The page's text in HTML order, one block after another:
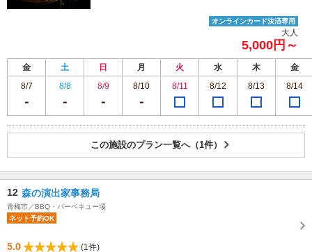
オンラインカード決済専用
大人
5,000円～
金 土 日 月 火 水 木
金
8/7
8/8 8/9 8/10 8/11 8/12 8/13 8/14
この施設のプラン一覧へ（1件）
12 森の演出家事務局
青梅市／BBQ・バーベキュー場
ネット予約OK
5.0 (1件)